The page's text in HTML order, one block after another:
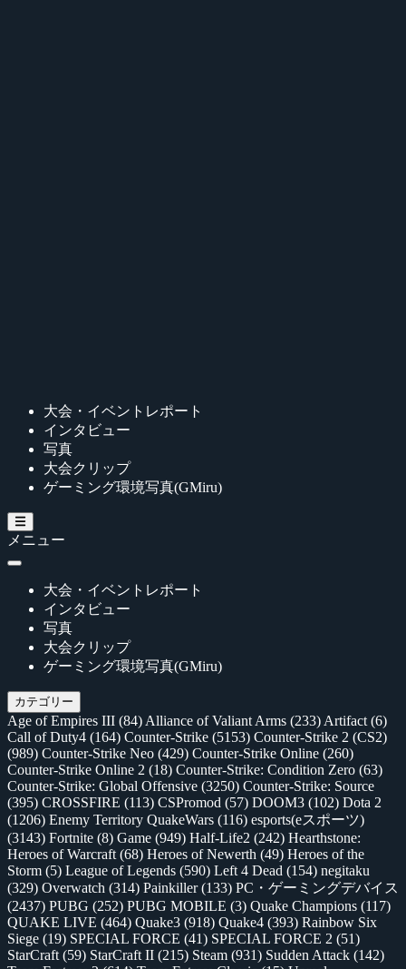
大会・イベントレポート
インタビュー
写真
大会クリップ
ゲーミング環境写真(GMiru)
メニュー
大会・イベントレポート
インタビュー
写真
大会クリップ
ゲーミング環境写真(GMiru)
カテゴリー
Age of Empires III (84) Alliance of Valiant Arms (233) Artifact (6)
Call of Duty4 (164) Counter-Strike (5153) Counter-Strike 2 (CS2)
(989) Counter-Strike Neo (429) Counter-Strike Online (260)
Counter-Strike Online 2 (18) Counter-Strike: Condition Zero (63)
Counter-Strike: Global Offensive (3250) Counter-Strike: Source
(395) CROSSFIRE (113) CSPromod (57) DOOM3 (102) Dota 2
(1206) Enemy Territory QuakeWars (116) esports(eスポーツ)
(3143) Fortnite (8) Game (949) Half-Life2 (242) Hearthstone:
Heroes of Warcraft (68) Heroes of Newerth (49) Heroes of the
Storm (5) League of Legends (590) Left 4 Dead (154) negitaku
(329) Overwatch (314) Painkiller(133) PC・ゲーミングデバイス
(2437) PUBG (252) PUBG MOBILE (3) Quake Champions (117)
QUAKE LIVE (464) Quake3 (918) Quake4 (393) Rainbow Six
Siege (19) SPECIAL FORCE (41) SPECIAL FORCE 2 (51)
StarCraft (59) StarCraft II (215) Steam (931) Sudden Attack (142)